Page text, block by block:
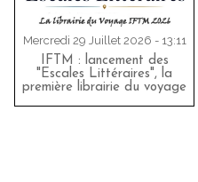
Mercredi 29 Juillet 2026 - 13:11
IFTM : lancement des
"Escales Littéraires", la
première librairie du voyage